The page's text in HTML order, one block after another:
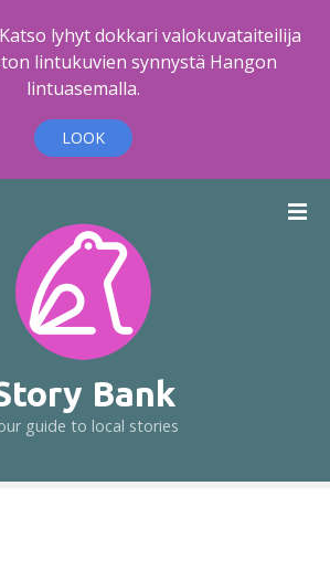
Katso lyhyt dokkari valokuvataiteilija
lintukuvien synnystä Hangon
lintuasemalla.
LOOK
Bank
guide to local stories